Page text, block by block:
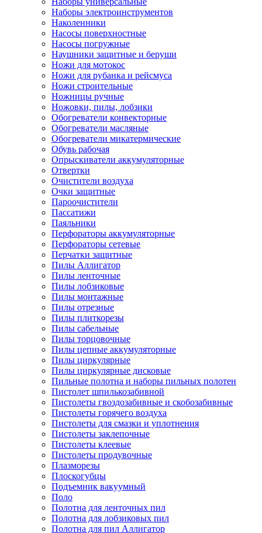
Наборы электроинструментов
Наколенники
Насосы поверхностные
Насосы погружные
Наушники защитные и беруши
Ножи для мотокос
Ножи для рубанка и рейсмуса
Ножи строительные
Ножницы ручные
Ножовки, пилы, лобзики
Обогреватели конвекторные
Обогреватели масляные
Обогреватели микатермические
Обувь рабочая
Опрыскиватели аккумуляторные
Отвертки
Очистители воздуха
Очки защитные
Пароочистители
Пассатижи
Паяльники
Перфораторы аккумуляторные
Перфораторы сетевые
Перчатки защитные
Пилы Аллигатор
Пилы ленточные
Пилы лобзиковые
Пилы монтажные
Пилы отрезные
Пилы плиткорезы
Пилы сабельные
Пилы торцовочные
Пилы цепные аккумуляторные
Пилы циркулярные
Пилы циркулярные дисковые
Пильные полотна и наборы пильных полотен
Пистолет шпилькозабивной
Пистолеты гвоздозабивные и скобозабивные
Пистолеты горячего воздуха
Пистолеты для смазки и уплотнения
Пистолеты заклепочные
Пистолеты клеевые
Пистолеты продувочные
Плазморезы
Плоскогубцы
Подъемник вакуумный
Поло
Полотна для ленточных пил
Полотна для лобзиковых пил
Полотна для пил Аллигатор